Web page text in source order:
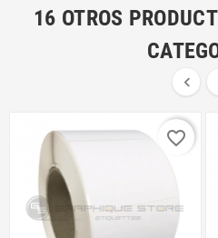
16 OTROS

favorite_border